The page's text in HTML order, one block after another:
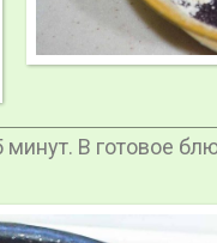
В готовое